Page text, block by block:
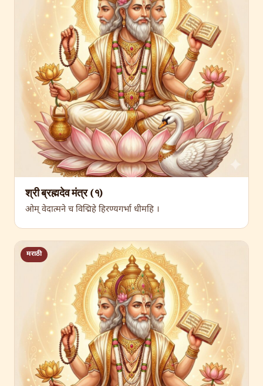
श्री ब्रह्मदेव मंत्र (१)
ओम् वेदात्मने च विद्मिहे हिरण्यगर्भा धीमहि ।
मराठी